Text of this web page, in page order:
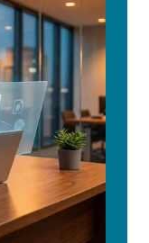
bezpieczeństwa